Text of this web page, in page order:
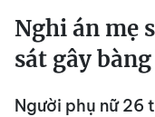
Nghi án mẹ
sát gây
Người phụ nữ 26